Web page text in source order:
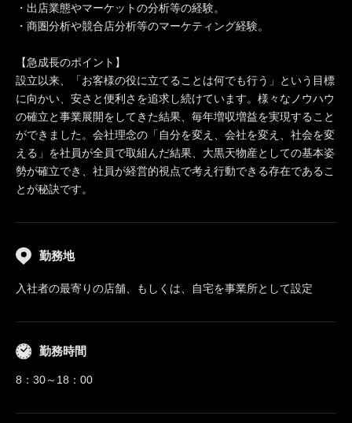
・出店業態やマーケットの分析等の経験。
・商圏分析や競合店分析等のマーケティング経験。
【急成長のポイント】
設立以来、「お客様の役に立てることは何でも行う」という目標
に向かい、安さと便利さを追求し続けています。様々なノウハウ
の確立と事業展開をしてきた結果、毎年増収増益を実現すること
ができました。会社理念の「自分を変え、会社を変え、社会を変
える」を社員が全員で取組んだ結果、大黒天物産としての基本姿
勢が確立でき、社員が経営的視点で考え行動できる存在であるこ
とが秘訣です。
勤務地
入社者の最寄りの店舗、もしくは、自宅を事業所として設定
勤務時間
8：30～18：00